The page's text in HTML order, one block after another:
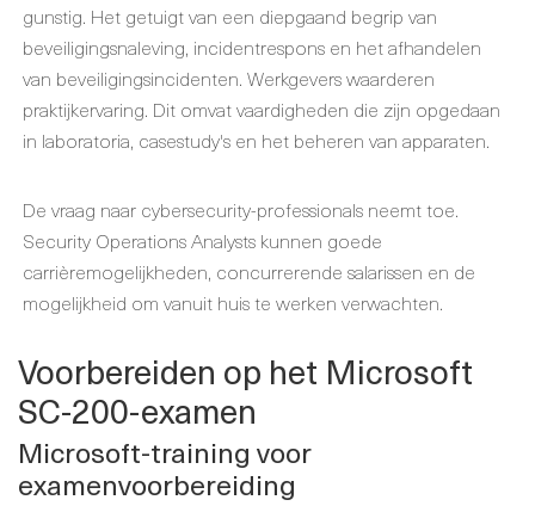
gunstig. Het getuigt van een diepgaand begrip van
beveiligingsnaleving, incidentrespons en het afhandelen
van beveiligingsincidenten. Werkgevers waarderen
praktijkervaring. Dit omvat vaardigheden die zijn opgedaan
in laboratoria, casestudy's en het beheren van apparaten.
De vraag naar cybersecurity-professionals neemt toe.
Security Operations Analysts kunnen goede
carrièremogelijkheden, concurrerende salarissen en de
mogelijkheid om vanuit huis te werken verwachten.
Voorbereiden op het Microsoft
SC-200-examen
Microsoft-training voor
examenvoorbereiding